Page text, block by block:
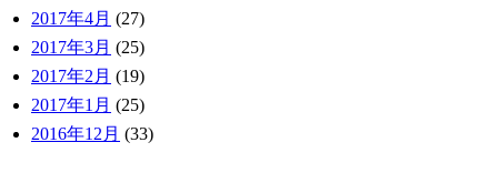
2017年4月 (27)
2017年3月 (25)
2017年2月 (19)
2017年1月 (25)
2016年12月 (33)